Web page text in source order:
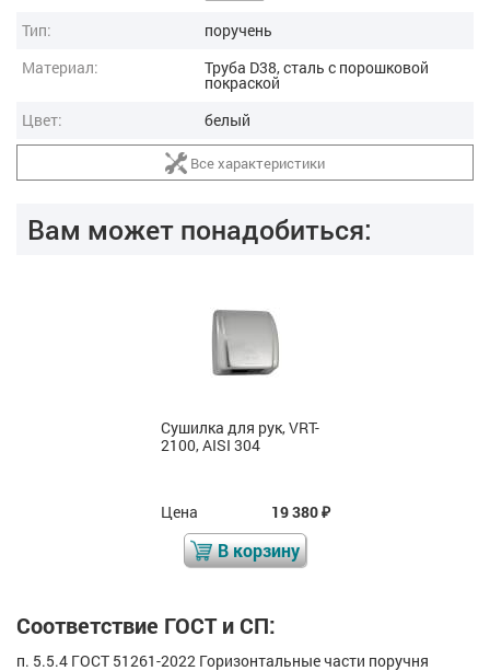
Тип:
поручень
Материал:
Труба D38, сталь с порошковой
покраской
Цвет:
белый
Все характеристики
Вам может понадобиться:
Сушилка для рук, VRT-
2100, AISI 304
Цена 19 380₽
В корзину
Соответствие ГОСТ и СП:
п. 5.5.4 ГОСТ 51261-2022 Горизонтальные части поручня